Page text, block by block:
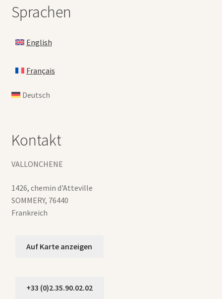
Sprachen
English
Français
Deutsch
Kontakt
VALLONCHENE
1426, chemin d'Atteville
SOMMERY, 76440
Frankreich
Auf Karte anzeigen
+33 (0)2.35.90.02.02